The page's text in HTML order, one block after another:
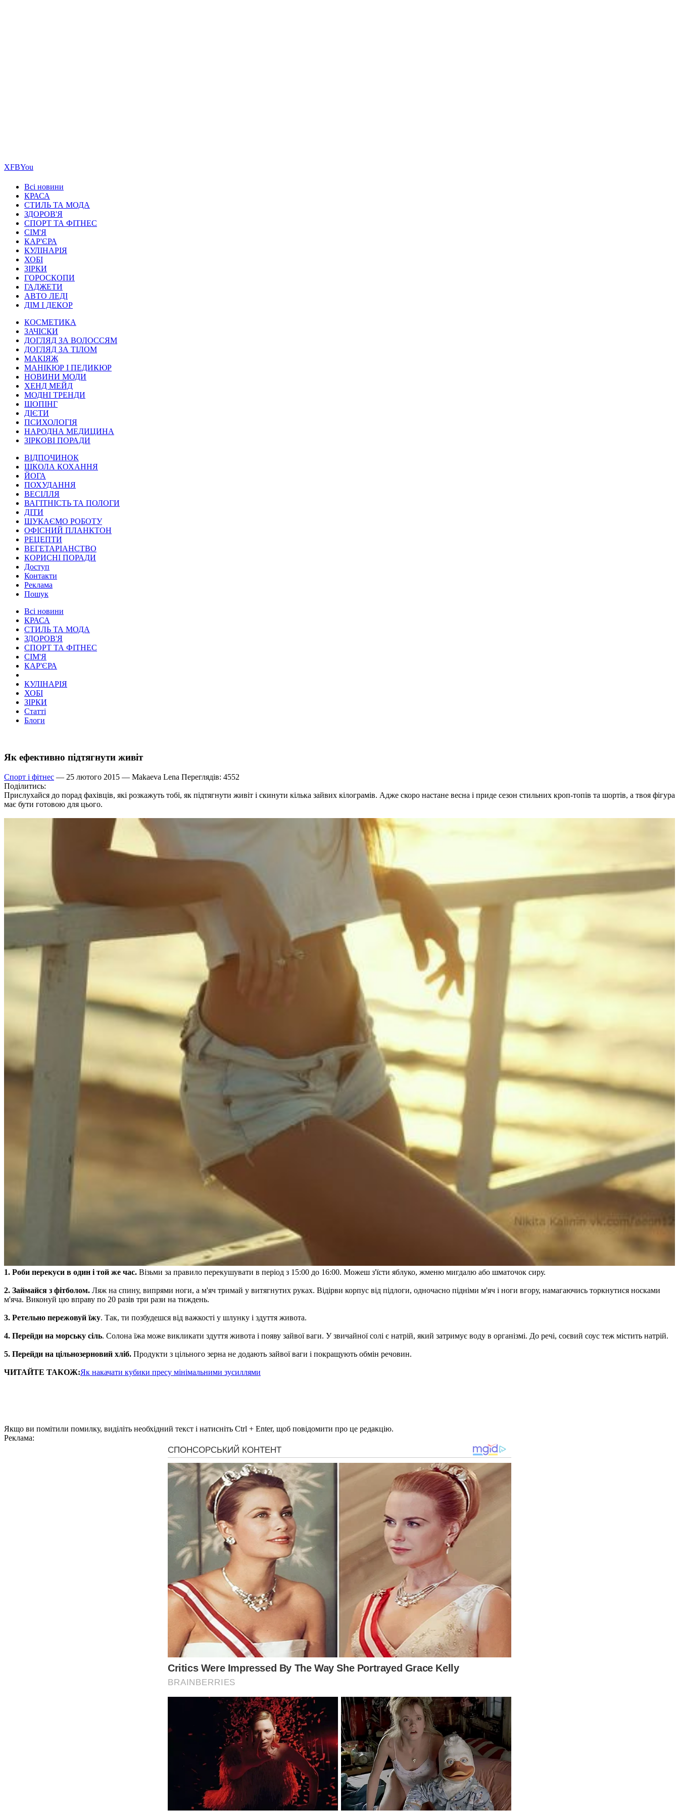
ХFBYou
Всі новини
КРАСА
СТИЛЬ ТА МОДА
ЗДОРОВ'Я
СПОРТ ТА ФІТНЕС
СІМ'Я
КАР'ЄРА
КУЛІНАРІЯ
ХОБІ
ЗІРКИ
ГОРОСКОПИ
ГАДЖЕТИ
АВТО ЛЕДІ
ДІМ І ДЕКОР
КОСМЕТИКА
ЗАЧІСКИ
ДОГЛЯД ЗА ВОЛОССЯМ
ДОГЛЯД ЗА ТІЛОМ
МАКІЯЖ
МАНІКЮР І ПЕДИКЮР
НОВИНИ МОДИ
ХЕНД МЕЙД
МОДНІ ТРЕНДИ
ШОПІНГ
ДІЄТИ
ПСИХОЛОГІЯ
НАРОДНА МЕДИЦИНА
ЗІРКОВІ ПОРАДИ
ВІДПОЧИНОК
ШКОЛА КОХАННЯ
ЙОГА
ПОХУДАННЯ
ВЕСІЛЛЯ
ВАГІТНІСТЬ ТА ПОЛОГИ
ДІТИ
ШУКАЄМО РОБОТУ
ОФІСНИЙ ПЛАНКТОН
РЕЦЕПТИ
ВЕГЕТАРІАНСТВО
КОРИСНІ ПОРАДИ
Доступ
Контакти
Реклама
Пошук
Всі новини
КРАСА
СТИЛЬ ТА МОДА
ЗДОРОВ'Я
СПОРТ ТА ФІТНЕС
СІМ'Я
КАР'ЄРА
КУЛІНАРІЯ
ХОБІ
ЗІРКИ
Статті
Блоги
Як ефективно підтягнути живіт
Спорт і фітнес — 25 лютого 2015 — Makaeva Lena Переглядів: 4552
Поділитись:
Прислухайся до порад фахівців, які розкажуть тобі, як підтягнути живіт і скинути кілька зайвих кілограмів. Адже скоро настане весна і приде сезон стильних кроп-топів та шортів, а твоя фігура
має бути готовою для цього.
1. Роби перекуси в один і той же час. Візьми за правило перекушувати в період з 15:00 до 16:00. Можеш з'їсти яблуко, жменю мигдалю або шматочок сиру.
2. Займайся з фітболом. Ляж на спину, випрями ноги, а м'яч тримай у витягнутих руках. Відірви корпус від підлоги, одночасно підніми м'яч і ноги вгору, намагаючись торкнутися носками
м'яча. Виконуй цю вправу по 20 разів три рази на тиждень.
3. Ретельно пережовуй їжу. Так, ти позбудешся від важкості у шлунку і здуття живота.
4. Перейди на морську сіль. Солона їжа може викликати здуття живота і появу зайвої ваги. У звичайної солі є натрій, який затримує воду в організмі. До речі, соєвий соус теж містить натрій.
5. Перейди на цільнозерновий хліб. Продукти з цільного зерна не додають зайвої ваги і покращують обмін речовин.
ЧИТАЙТЕ ТАКОЖ:Як накачати кубики пресу мінімальними зусиллями
Якщо ви помітили помилку, виділіть необхідний текст і натисніть Ctrl + Enter, щоб повідомити про це редакцію.
Реклама: